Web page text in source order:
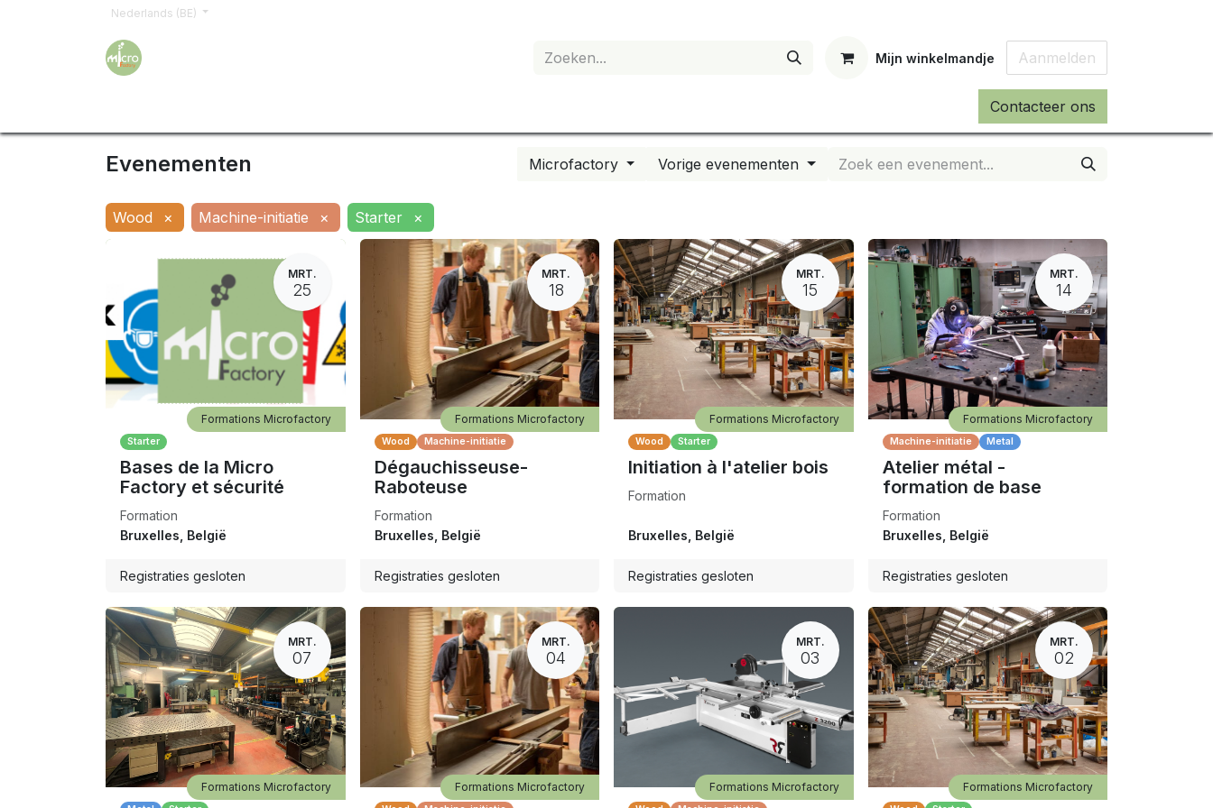
Nederlands (BE)
Mijn winkelmandje Aanmelden
Contacteer ons
Evenementen Microfactory Vorige evenementen
Wood × Machine-initiatie × Starter ×
MRT.
25
Starter
Bases de la Micro
Factory et sécurité
Formation
Formations Microfactory
Bruxelles België
Registraties gesloten
MRT.
18
Wood Machine-initiatie
Dégauchisseuse-
Raboteuse
Formation
Formations Microfactory
Bruxelles België
Registraties gesloten
MRT.
15
Wood Starter
Initiation à l'atelier bois
Formation
Formations Microfactory
Bruxelles België
Registraties gesloten
MRT.
14
Machine-initiatie Metal
Atelier métal -
formation de base
Formation
Formations Microfactory
Bruxelles België
Registraties gesloten
MRT.
07
Formations Microfactory
MRT.
04
Formations Microfactory
MRT.
03
Formations Microfactory
MRT.
02
Formations Microfactory